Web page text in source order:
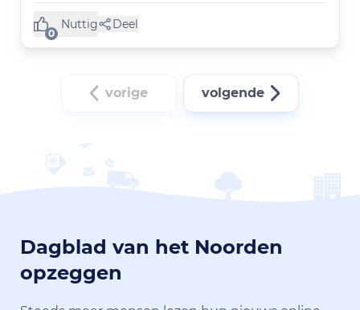
0
Nuttig
(0 like) Deel
vorige volgende
Dagblad van het Noorden
opzeggen